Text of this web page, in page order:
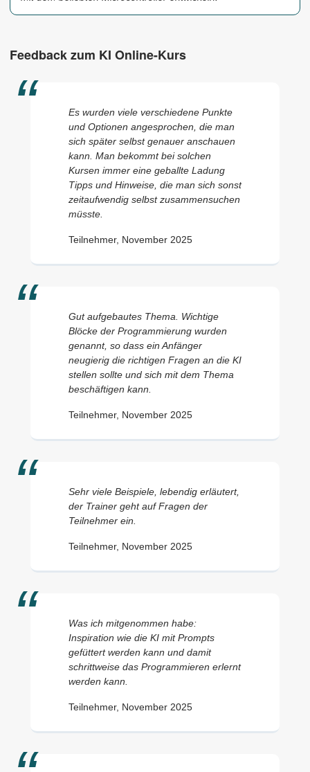
Feedback zum KI Online-Kurs
Es wurden viele verschiedene Punkte
und Optionen angesprochen, die man
sich später selbst genauer anschauen
kann. Man bekommt bei solchen
Kursen immer eine geballte Ladung
Tipps und Hinweise, die man sich sonst
zeitaufwendig selbst zusammensuchen
müsste.
Teilnehmer, November 2025
Gut aufgebautes Thema. Wichtige
Blöcke der Programmierung wurden
genannt, so dass ein Anfänger
neugierig die richtigen Fragen an die KI
stellen sollte und sich mit dem Thema
beschäftigen kann.
Teilnehmer, November 2025
Sehr viele Beispiele, lebendig erläutert,
der Trainer geht auf Fragen der
Teilnehmer ein.
Teilnehmer, November 2025
Was ich mitgenommen habe:
Inspiration wie die KI mit Prompts
gefüttert werden kann und damit
schrittweise das Programmieren erlernt
werden kann.
Teilnehmer, November 2025